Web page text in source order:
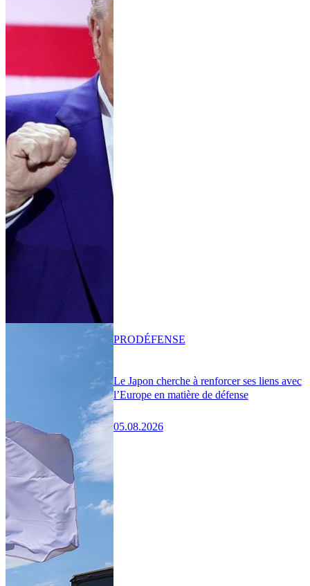
Le Japon cherche à renforcer ses liens avec
l’Europe en matière de défense
05.08.2026
PRODÉFENSE